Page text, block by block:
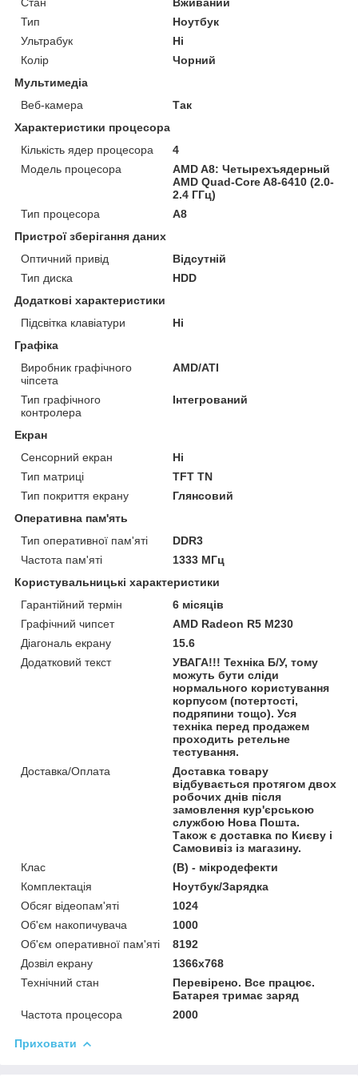
Тип
Ноутбук
Ультрабук
Ні
Колір
Чорний
Мультимедіа
Веб-камера
Так
Характеристики процесора
Кількість ядер процесора
4
Модель процесора
AMD A8: Четырехъядерный
AMD Quad-Core A8-6410 (2.0-
2.4 ГГц)
Тип процесора
A8
Пристрої зберігання даних
Оптичний привід
Відсутній
Тип диска
HDD
Додаткові характеристики
Підсвітка клавіатури
Ні
Графіка
Виробник графічного
чіпсета
AMD/ATI
Тип графічного
контролера
Інтегрований
Екран
Сенсорний екран
Ні
Тип матриці
TFT TN
Тип покриття екрану
Глянсовий
Оперативна пам'ять
Тип оперативної пам'яті
DDR3
Частота пам'яті
1333 МГц
Користувальницькі характеристики
Гарантійний термін
6 місяців
Графічний чипсет
AMD Radeon R5 M230
Діагональ екрану
15.6
Додатковий текст
УВАГА!!! Техніка Б/У, тому
можуть бути сліди
нормального користування
корпусом (потертості,
подряпини тощо). Уся
техніка перед продажем
проходить ретельне
тестування.
Доставка/Оплата
Доставка товару
відбувається протягом двох
робочих днів після
замовлення кур'єрською
службою Нова Пошта.
Також є доставка по Києву і
Самовивіз із магазину.
Клас
(В) - мікродефекти
Комплектація
Ноутбук/Зарядка
Обсяг відеопам'яті
1024
Об'єм накопичувача
1000
Об'єм оперативної пам'яті
8192
Дозвіл екрану
1366х768
Технічний стан
Перевірено. Все працює.
Батарея тримає заряд
Частота процесора
2000
Приховати